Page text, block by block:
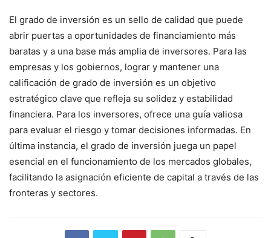
El grado de inversión es un sello de calidad que puede
abrir puertas a oportunidades de financiamiento más
baratas y a una base más amplia de inversores. Para las
empresas y los gobiernos, lograr y mantener una
calificación de grado de inversión es un objetivo
estratégico clave que refleja su solidez y estabilidad
financiera. Para los inversores, ofrece una guía valiosa
para evaluar el riesgo y tomar decisiones informadas. En
última instancia, el grado de inversión juega un papel
esencial en el funcionamiento de los mercados globales,
facilitando la asignación eficiente de capital a través de las
fronteras y sectores.